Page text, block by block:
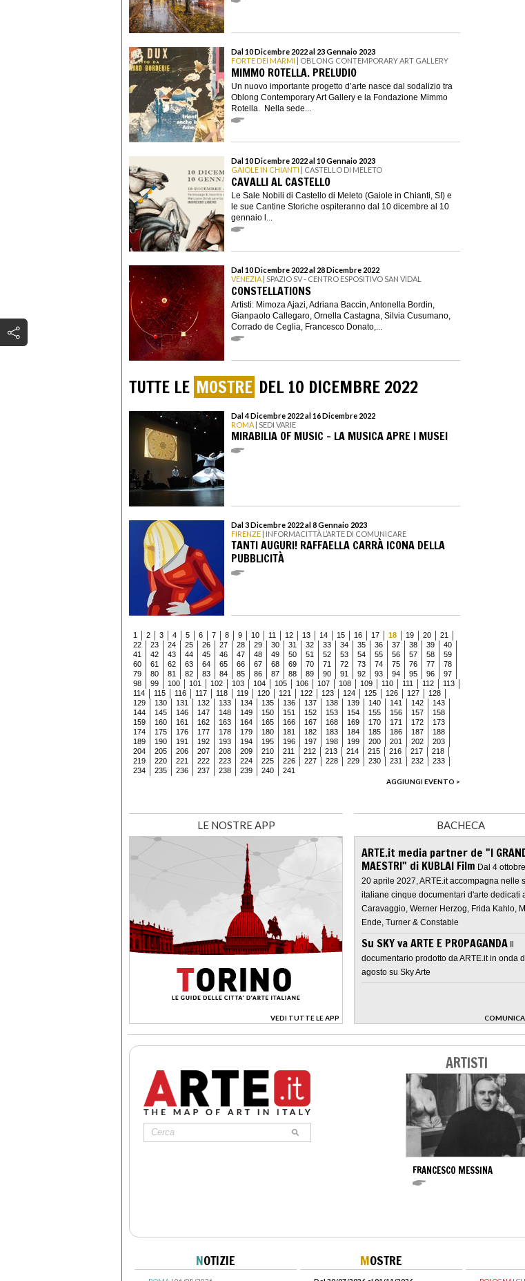
Dal 10 Dicembre 2022 al 23 Gennaio 2023
FORTE DEI MARMI | OBLONG CONTEMPORARY ART GALLERY
MIMMO ROTELLA. PRELUDIO
Un nuovo importante progetto d’arte nasce dal sodalizio tra
Oblong Contemporary Art Gallery e la Fondazione Mimmo
Rotella. Nella sede...
Dal 10 Dicembre 2022 al 10 Gennaio 2023
GAIOLE IN CHIANTI | CASTELLO DI MELETO
CAVALLI AL CASTELLO
Le Sale Nobili di Castello di Meleto (Gaiole in Chianti, SI) e
le sue Cantine Storiche ospiteranno dal 10 dicembre al 10
gennaio l...
Dal 10 Dicembre 2022 al 28 Dicembre 2022
VENEZIA | SPAZIO SV - CENTRO ESPOSITIVO SAN VIDAL
CONSTELLATIONS
Artisti: Mimoza Ajazi, Adriana Baccin, Antonella Bordin,
Gianpaolo Callegaro, Ornella Castagna, Silvia Cusumano,
Corrado de Ceglia, Francesco Donato,...
TUTTE LE MOSTRE DEL 10 DICEMBRE 2022
Dal 4 Dicembre 2022 al 16 Dicembre 2022
ROMA | SEDI VARIE
MIRABILIA OF MUSIC - LA MUSICA APRE I MUSEI
Dal 3 Dicembre 2022 al 8 Gennaio 2023
FIRENZE | INFORMACITTÀ L’ARTE DI COMUNICARE
TANTI AUGURI! RAFFAELLA CARRÀ ICONA DELLA
PUBBLICITÀ
1 2 3 4 5 6 7 8 9 10 11 12 13 14 15 16 17 18 19 20
21
22
23 24 25 26 27 28 29 30 31 32 33 34 35 36 37 38 39
40
41
42 43 44 45 46 47 48 49 50 51 52 53 54 55 56 57 58
59
60
61 62 63 64 65 66 67 68 69 70 71 72 73 74 75 76 77
78
79
80 81 82 83 84 85 86 87 88 89 90 91 92 93 94 95 96
97
98
99 100 101 102 103 104 105 106 107 108 109 110 111 112
113
114
115 116 117 118 119 120 121 122 123 124 125 126 127
128
129
130 131 132 133 134 135 136 137 138 139 140 141 142
143
144
145 146 147 148 149 150 151 152 153 154 155 156 157
158
159
160 161 162 163 164 165 166 167 168 169 170 171 172
173
174
175 176 177 178 179 180 181 182 183 184 185 186 187
188
189
190 191 192 193 194 195 196 197 198 199 200 201 202
203
204
205 206 207 208 209 210 211 212 213 214 215 216 217
218
219
220 221 222 223 224 225 226 227 228 229 230 231 232
233
234
235 236 237 238 239 240
241
AGGIUNGI EVENTO >
LE NOSTRE APP
VEDI TUTTE LE APP
>
BACHECA
ARTE.it media partner de "I
MAESTRI" di KUBLAI Film Dal 4
20 aprile 2027, ARTE.it accompagna nelle
italiane cinque documentari d'arte dedicati
Caravaggio, Werner Herzog, Frida Kahlo,
Ende, Turner & Constable
Su SKY va ARTE E PROPAGANDA Il
documentario prodotto da ARTE.it in onda
agosto su Sky Arte
>
ARTISTI
FRANCESCO MESSINA
NOTIZIE MOSTRE